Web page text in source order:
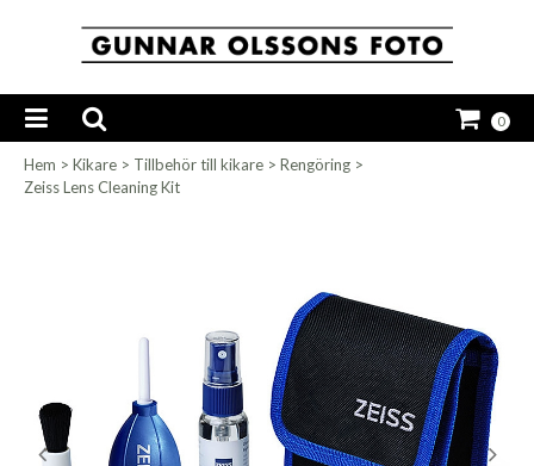
0
Hem > Kikare > Tillbehör till kikare > Rengöring >
Zeiss Lens Cleaning Kit